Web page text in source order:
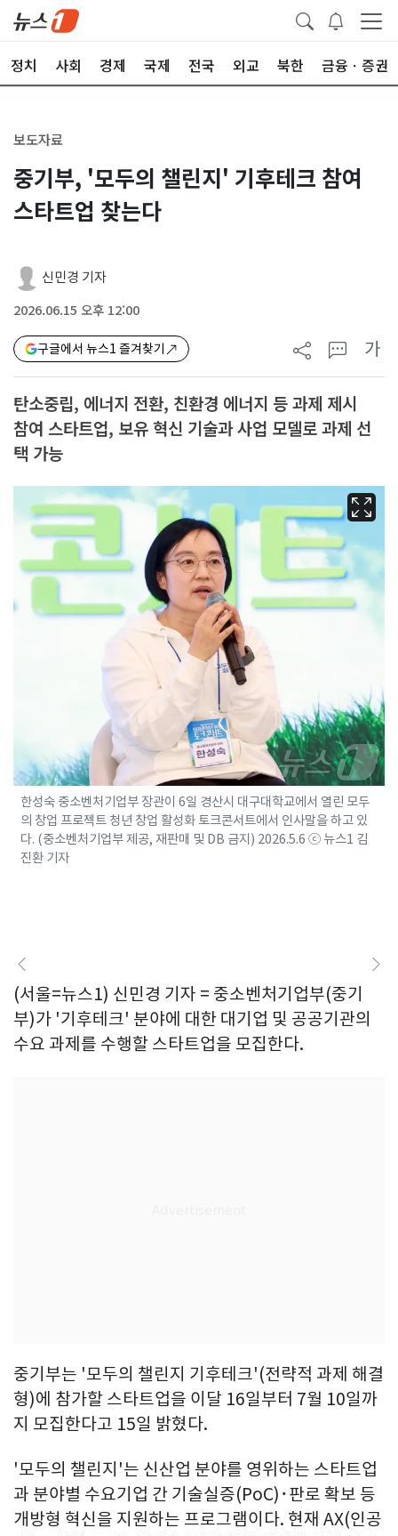
정치 사회 경제 국제 전국 외교 북한 금융ㆍ증권
보도자료
중기부, '모두의 챌린지' 기후테크 참여
스타트업 찾는다
신민경 기자
2026.06.15 오후 12:00
구글에서 뉴스1 즐겨찾기 가
탄소중립, 에너지 전환, 친환경 에너지 등 과제 제시
참여 스타트업, 보유 혁신 기술과 사업 모델로 과제 선
택 가능
한성숙 중소벤처기업부 장관이 6일 경산시 대구대학교에서 열린 모두
의 창업 프로젝트 청년 창업 활성화 토크콘서트에서 인사말을 하고 있
다. (중소벤처기업부 제공, 재판매 및 DB 금지) 2026.5.6 ⓒ 뉴스1 김
진환 기자
(서울=뉴스1) 신민경 기자 = 중소벤처기업부(중기
부)가 '기후테크' 분야에 대한 대기업 및 공공기관의
수요 과제를 수행할 스타트업을 모집한다.
중기부는 '모두의 챌린지 기후테크'(전략적 과제 해결
형)에 참가할 스타트업을 이달 16일부터 7월 10일까
지 모집한다고 15일 밝혔다.
'모두의 챌린지'는 신산업 분야를 영위하는 스타트업
과 분야별 수요기업 간 기술실증(PoC)･판로 확보 등
개방형 혁신을 지원하는 프로그램이다. 현재 AX(인공